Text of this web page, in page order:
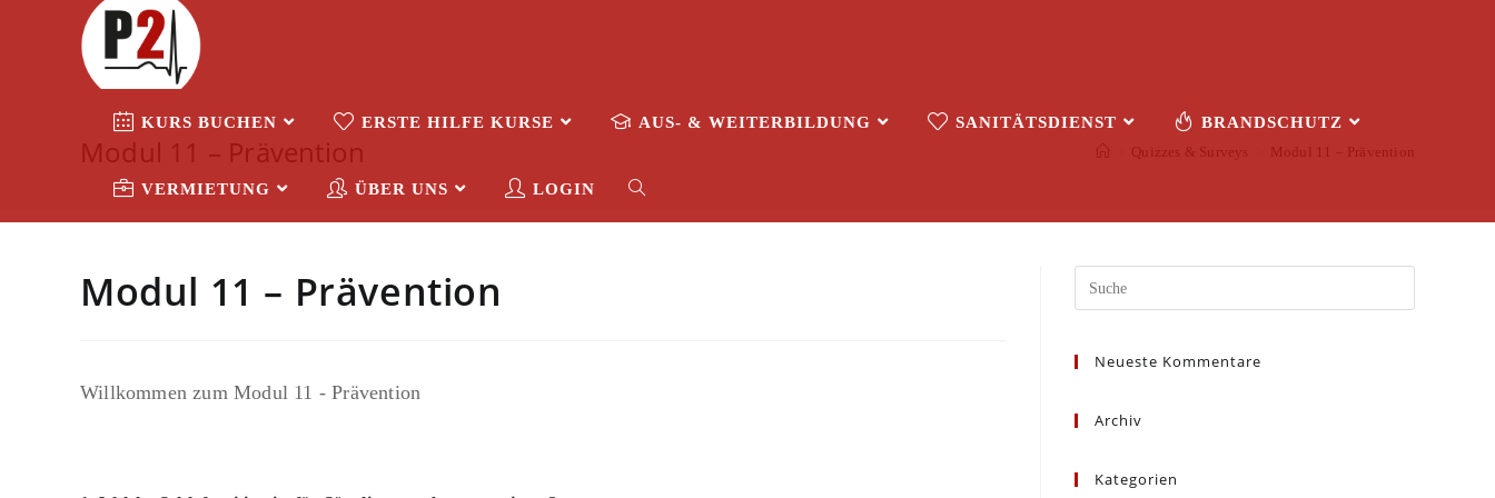
KURS BUCHEN ERSTE HILFE KURSE AUS- & WEITERBILDUNG SANITÄTSDIENST BRANDSCHUTZ
VERMIETUNG ÜBER UNS LOGIN
Modul 11 – Prävention Quizzes & Surveys Modul 11 – Prävention
Modul 11 – Prävention
Willkommen zum Modul 11 - Prävention
Search
this
Neueste Kommentare
Archiv
Kategorien